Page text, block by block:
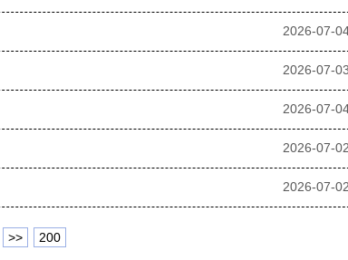
2026-07-
2026-07-
2026-07-
2026-07-
2026-07-
>> 200